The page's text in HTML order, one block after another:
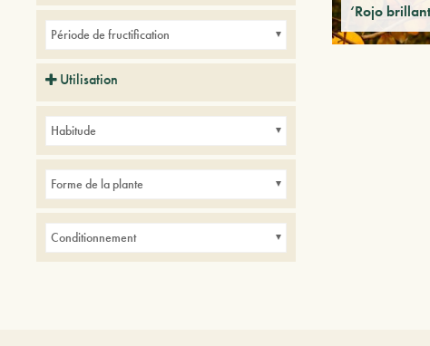
‘Rojo
Période de fructification
Utilisation
Habitude
Forme de la plante
Conditionnement